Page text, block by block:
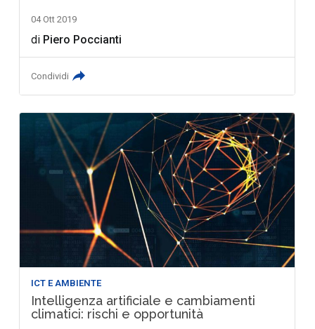
04 Ott 2019
di Piero Poccianti
Condividi
ICT E AMBIENTE
Intelligenza artificiale e cambiamenti
climatici: rischi e opportunità